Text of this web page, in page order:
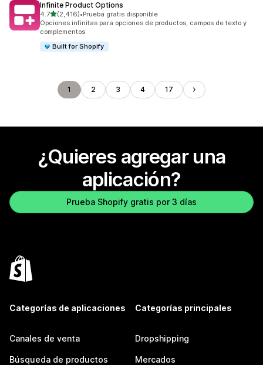
Infinite Product Options
4.7de 5 estrellas
(2,416)
2416 reseñas en total
•Prueba gratis disponible
Opciones infinitas para opciones de productos, campos de texto y
complementos
Built for Shopify
1 2 3 4 17
¿Quieres agregar una
aplicación?
Prueba Shopify gratis por 3 días
Categorías de aplicaciones
Canales de venta
Búsqueda de productos
Categorías principales
Dropshipping
Mercados